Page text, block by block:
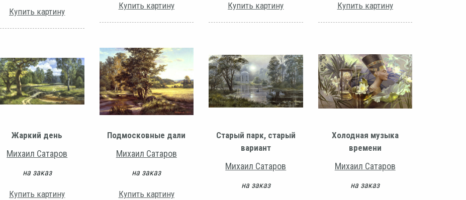
Купить картину
Купить картину Купить картину Купить картину
Жаркий день
Михаил Сатаров
на заказ
Купить картину
Подмосковные дали
Михаил Сатаров
на заказ
Купить картину
Старый парк, старый
вариант
Михаил Сатаров
на заказ
Холодная музыка
времени
Михаил Сатаров
на заказ